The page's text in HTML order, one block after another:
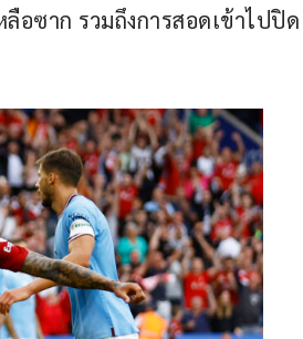
อซาก รวมถึงการสอดเข้าไปปิด